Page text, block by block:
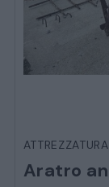
Aratro